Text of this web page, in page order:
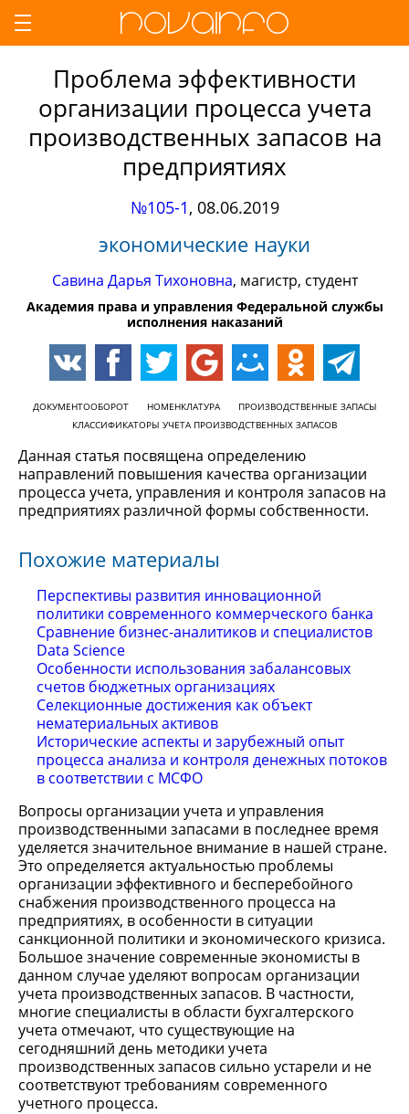
Проблема эффективности
организации процесса учета
производственных запасов на
предприятиях
№105-1, 08.06.2019
экономические науки
Савина Дарья Тихоновна, магистр, студент
Академия права и управления Федеральной службы
исполнения наказаний
ДОКУМЕНТООБОРОТ НОМЕНКЛАТУРА
ПРОИЗВОДСТВЕННЫЕ ЗАПАСЫ
КЛАССИФИКАТОРЫ УЧЕТА ПРОИЗВОДСТВЕННЫХ ЗАПАСОВ
Данная статья посвящена определению
направлений повышения качества организации
процесса учета, управления и контроля запасов на
предприятиях различной формы собственности.
Похожие материалы
Перспективы развития инновационной
политики современного коммерческого банка
Сравнение бизнес-аналитиков и специалистов
Data Science
Особенности использования забалансовых
счетов бюджетных организациях
Селекционные достижения как объект
нематериальных активов
Исторические аспекты и зарубежный опыт
процесса анализа и контроля денежных потоков
в соответствии с МСФО
Вопросы организации учета и управления
производственными запасами в последнее время
уделяется значительное внимание в нашей стране.
Это определяется актуальностью проблемы
организации эффективного и бесперебойного
снабжения производственного процесса на
предприятиях, в особенности в ситуации
санкционной политики и экономического кризиса.
Большое значение современные экономисты в
данном случае уделяют вопросам организации
учета производственных запасов. В частности,
многие специалисты в области бухгалтерского
учета отмечают, что существующие на
сегодняшний день методики учета
производственных запасов сильно устарели и не
соответствуют требованиям современного
учетного процесса.